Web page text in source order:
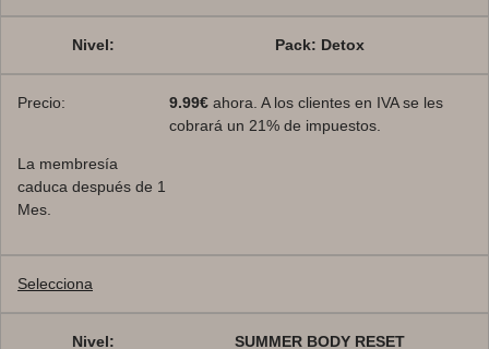
Pack: Detox
9.99€ahora. A los clientes en IVA se les
cobrará un 21% de impuestos.
La membresía
caduca después de 1
Mes.
Selecciona
SUMMER BODY RESET